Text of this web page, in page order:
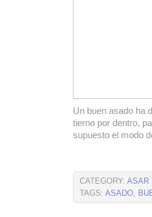
Un buen asado ha
tierno por dentro,
supuesto el modo
CATEGORY: ASAR
TAGS: ASADO,